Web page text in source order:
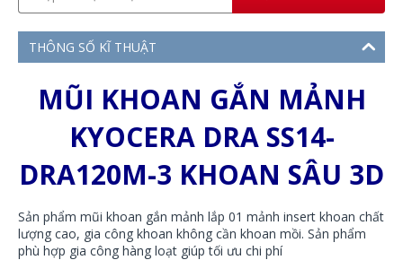
THÔNG SỐ KĨ THUẬT
MŨI KHOAN GẮN MẢNH
KYOCERA DRA SS14-
DRA120M-3 KHOAN SÂU 3D
Sản phẩm mũi khoan gắn mảnh lắp 01 mảnh insert khoan chất
lượng cao, gia công khoan không cần khoan mồi. Sản phẩm
phù hợp gia công hàng loạt giúp tối ưu chi phí